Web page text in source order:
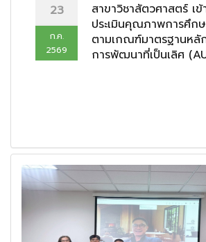
23
ก.ค.
2569
สาขาวิชาสัตวศาสตร์ เ
ประเมินคุณภาพการศึก
ตามเกณฑ์มาตรฐานหลั
การพัฒนาที่เป็นเลิศ